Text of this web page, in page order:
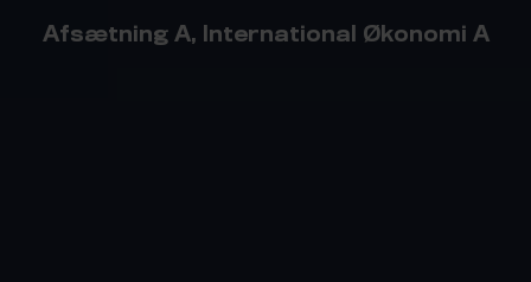
Afsætning A, International Økonomi A